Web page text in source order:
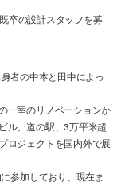
卒の設計スタッフを募
者の中本と田中によっ
一室のリノベーションか
ル、道の駅、3万平米超
ロジェクトを国内外で展
参加しており、現在ま